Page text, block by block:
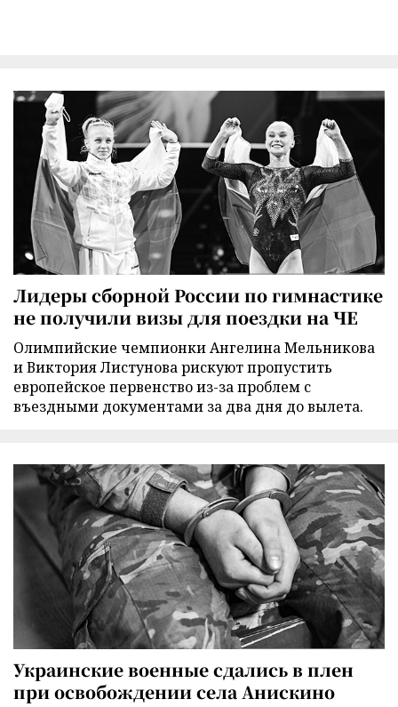
Лидеры сборной России по гимнастике
не получили визы для поездки на ЧЕ
Олимпийские чемпионки Ангелина Мельникова
и Виктория Листунова рискуют пропустить
европейское первенство из-за проблем с
въездными документами за два дня до вылета.
Украинские военные сдались в плен
при освобождении села Анискино